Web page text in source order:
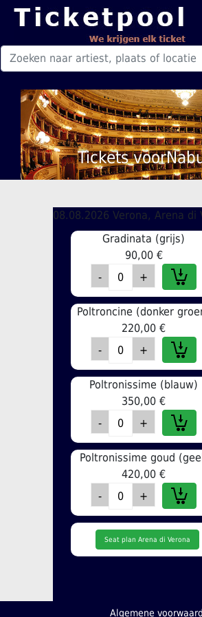
Tickets
08.08.2026 Verona, Arena di
Gradinata (grijs)
90,00 €
Poltroncine (donker
220,00 €
Poltronissime (blauw)
350,00 €
Poltronissime goud
420,00 €
Seat plan Arena di Verona
Algemene